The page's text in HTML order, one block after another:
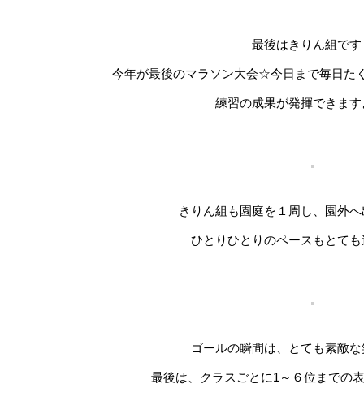
最後はきりん組です
今年が最後のマラソン大会☆今日まで毎日た
練習の成果が発揮できま
きりん組も園庭を１周し、園外
ひとりひとりのペースもとて
ゴールの瞬間は、とても素敵
最後は、クラスごとに1～６位までの